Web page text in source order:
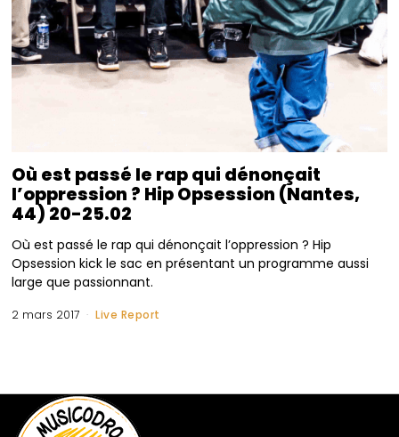
Où est passé le rap qui dénonçait
l’oppression ? Hip Opsession (Nantes,
44) 20-25.02
Où est passé le rap qui dénonçait l’oppression ? Hip
Opsession kick le sac en présentant un programme aussi
large que passionnant.
2 mars 2017 Live Report